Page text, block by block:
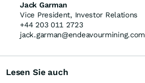
Jack Garman
Vice President, Investor Relations
+44 203 011 2723
jack.garman@endeavourmining.com
Lesen Sie auch